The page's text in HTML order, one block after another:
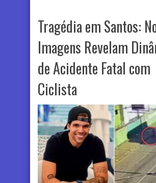
Tragédia em Santos:
Imagens Revelam
de Acidente Fatal com
Ciclista